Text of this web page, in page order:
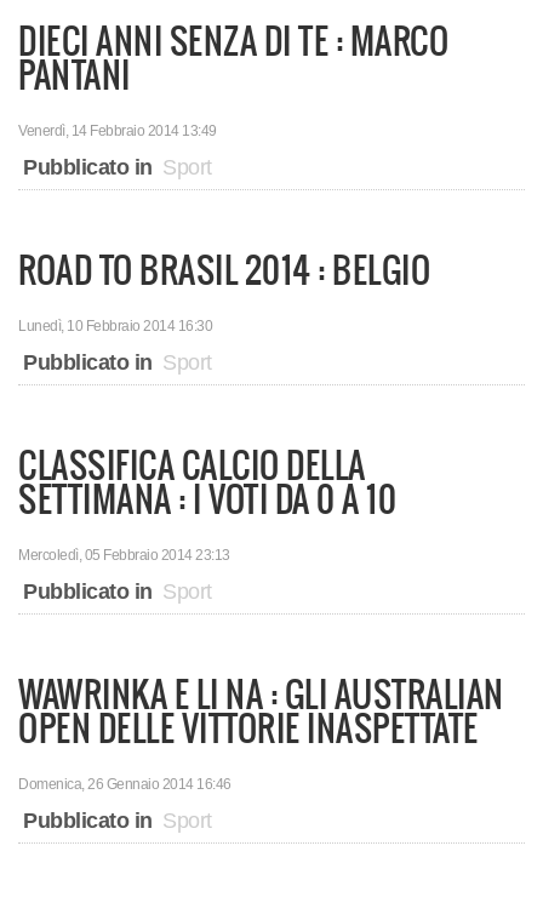
DIECI ANNI SENZA DI TE : MARCO
PANTANI
Venerdì, 14 Febbraio 2014 13:49
Pubblicato in Sport
ROAD TO BRASIL 2014 : BELGIO
Lunedì, 10 Febbraio 2014 16:30
Pubblicato in Sport
CLASSIFICA CALCIO DELLA
SETTIMANA : I VOTI DA 0 A 10
Mercoledì, 05 Febbraio 2014 23:13
Pubblicato in Sport
WAWRINKA E LI NA : GLI AUSTRALIAN
OPEN DELLE VITTORIE INASPETTATE
Domenica, 26 Gennaio 2014 16:46
Pubblicato in Sport